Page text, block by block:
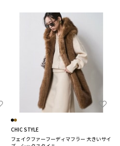
CHIC STYLE
フェイクファーフーディマフラー 大きいサイ